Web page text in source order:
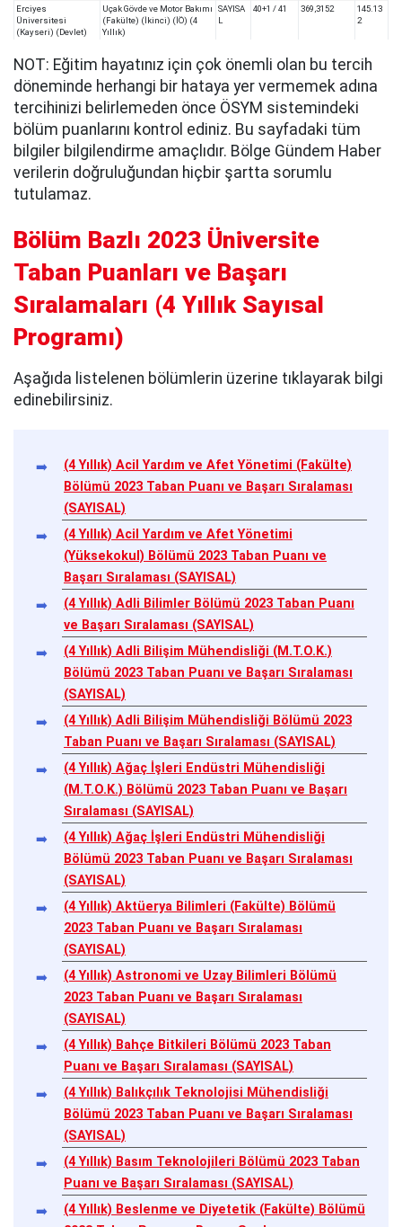
Erciyes
Üniversitesi
(Kayseri) (Devlet)
Uçak Gövde ve Motor Bakımı
(Fakülte) (İkinci) (İÖ) (4
Yıllık)
SAYISA
L
40+1 / 41 369,3152
145.13
2
NOT: Eğitim hayatınız için çok önemli olan bu tercih
döneminde herhangi bir hataya yer vermemek adına
tercihinizi belirlemeden önce ÖSYM sistemindeki
bölüm puanlarını kontrol ediniz. Bu sayfadaki tüm
bilgiler bilgilendirme amaçlıdır. Bölge Gündem Haber
verilerin doğruluğundan hiçbir şartta sorumlu
tutulamaz.
Bölüm Bazlı 2023 Üniversite
Taban Puanları ve Başarı
Sıralamaları (4 Yıllık Sayısal
Programı)
Aşağıda listelenen bölümlerin üzerine tıklayarak bilgi
edinebilirsiniz.
(4 Yıllık) Acil Yardım ve Afet Yönetimi (Fakülte)
Bölümü 2023 Taban Puanı ve Başarı Sıralaması
(SAYISAL)
(4 Yıllık) Acil Yardım ve Afet Yönetimi
(Yüksekokul) Bölümü 2023 Taban Puanı ve
Başarı Sıralaması (SAYISAL)
(4 Yıllık) Adli Bilimler Bölümü 2023 Taban Puanı
ve Başarı Sıralaması (SAYISAL)
(4 Yıllık) Adli Bilişim Mühendisliği (M.T.O.K.)
Bölümü 2023 Taban Puanı ve Başarı Sıralaması
(SAYISAL)
(4 Yıllık) Adli Bilişim Mühendisliği Bölümü 2023
Taban Puanı ve Başarı Sıralaması (SAYISAL)
(4 Yıllık) Ağaç İşleri Endüstri Mühendisliği
(M.T.O.K.) Bölümü 2023 Taban Puanı ve Başarı
Sıralaması (SAYISAL)
(4 Yıllık) Ağaç İşleri Endüstri Mühendisliği
Bölümü 2023 Taban Puanı ve Başarı Sıralaması
(SAYISAL)
(4 Yıllık) Aktüerya Bilimleri (Fakülte) Bölümü
2023 Taban Puanı ve Başarı Sıralaması
(SAYISAL)
(4 Yıllık) Astronomi ve Uzay Bilimleri Bölümü
2023 Taban Puanı ve Başarı Sıralaması
(SAYISAL)
(4 Yıllık) Bahçe Bitkileri Bölümü 2023 Taban
Puanı ve Başarı Sıralaması (SAYISAL)
(4 Yıllık) Balıkçılık Teknolojisi Mühendisliği
Bölümü 2023 Taban Puanı ve Başarı Sıralaması
(SAYISAL)
(4 Yıllık) Basım Teknolojileri Bölümü 2023 Taban
Puanı ve Başarı Sıralaması (SAYISAL)
(4 Yıllık) Beslenme ve Diyetetik (Fakülte) Bölümü